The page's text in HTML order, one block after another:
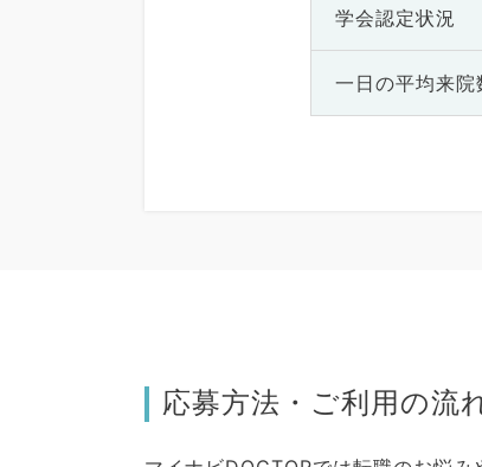
学会認定状況
一日の平均来院
応募方法・ご利用の流